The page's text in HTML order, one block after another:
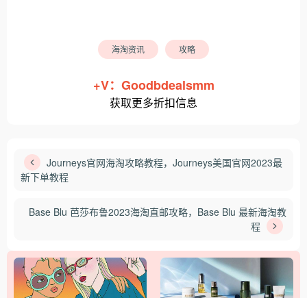
海淘资讯 攻略
+V：Goodbdealsmm
获取更多折扣信息
Journeys官网海淘攻略教程，Journeys美国官网2023最
新下单教程
Base Blu 芭莎布鲁2023海淘直邮攻略，Base Blu 最新海淘教
程